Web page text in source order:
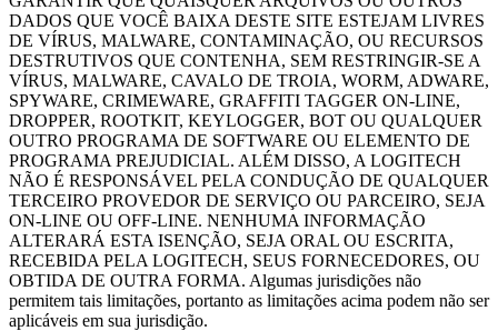
DADOS QUE VOCÊ BAIXA DESTE SITE ESTEJAM LIVRES
DE VÍRUS, MALWARE, CONTAMINAÇÃO, OU RECURSOS
DESTRUTIVOS QUE CONTENHA, SEM RESTRINGIR-SE A
VÍRUS, MALWARE, CAVALO DE TROIA, WORM, ADWARE,
SPYWARE, CRIMEWARE, GRAFFITI TAGGER ON-LINE,
DROPPER, ROOTKIT, KEYLOGGER, BOT OU QUALQUER
OUTRO PROGRAMA DE SOFTWARE OU ELEMENTO DE
PROGRAMA PREJUDICIAL. ALÉM DISSO, A LOGITECH
NÃO É RESPONSÁVEL PELA CONDUÇÃO DE QUALQUER
TERCEIRO PROVEDOR DE SERVIÇO OU PARCEIRO, SEJA
ON-LINE OU OFF-LINE. NENHUMA INFORMAÇÃO
ALTERARÁ ESTA ISENÇÃO, SEJA ORAL OU ESCRITA,
RECEBIDA PELA LOGITECH, SEUS FORNECEDORES, OU
OBTIDA DE OUTRA FORMA. Algumas jurisdições não
permitem tais limitações, portanto as limitações acima podem não ser
aplicáveis em sua jurisdição.